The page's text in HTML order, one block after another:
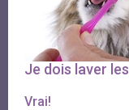
Je dois laver
Vrai!